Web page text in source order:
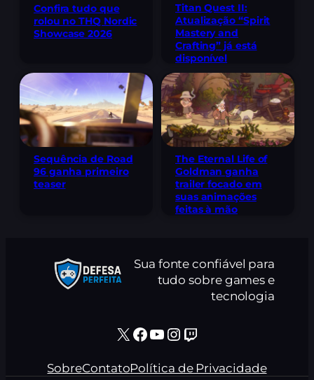
Confira tudo que
rolou no THQ Nordic
Showcase 2026
Titan Quest II:
Atualização “Spirit
Mastery and
Crafting” já está
disponível
Sequência de Road
96 ganha primeiro
teaser
The Eternal Life of
Goldman ganha
trailer focado em
suas animações
feitas à mão
Sua fonte confiável para
tudo sobre games e
tecnologia
X Facebook Youtube Instagram Twitch
SobreContatoPolítica de Privacidade